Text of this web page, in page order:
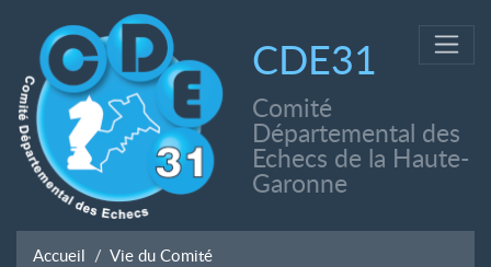
CDE31
Comité
Départemental des
Echecs de la Haute-
Garonne
Accueil Vie du Comité